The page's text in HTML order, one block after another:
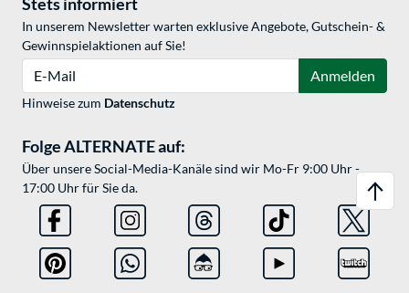
In unserem Newsletter warten exklusive Angebote, Gutschein- &
Gewinnspielaktionen auf Sie!
Anmelden
Hinweise zum Datenschutz
Folge ALTERNATE auf:
Über unsere Social-Media-Kanäle sind wir Mo-Fr 9:00 Uhr -
17:00 Uhr für Sie da.